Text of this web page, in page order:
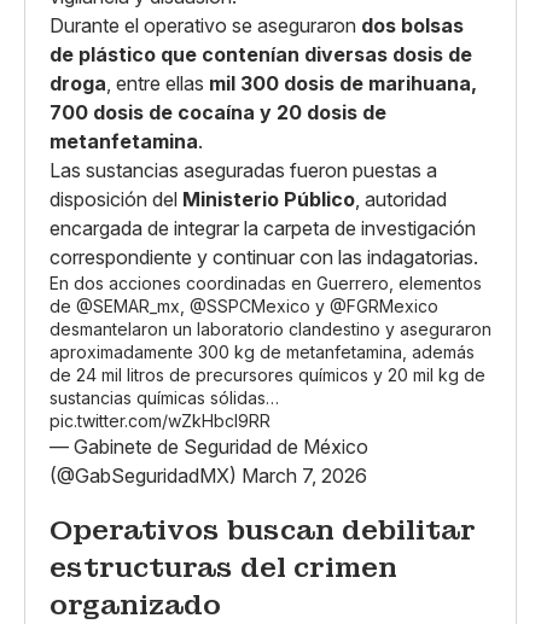
Durante el operativo se aseguraron dos bolsas
de plástico que contenían diversas dosis de
droga , entre ellas mil 300 dosis de marihuana,
700 dosis de cocaína y 20 dosis de
metanfetamina.
Las sustancias aseguradas fueron puestas a
disposición del Ministerio Público , autoridad
encargada de integrar la carpeta de investigación
correspondiente y continuar con las indagatorias.
En dos acciones coordinadas en Guerrero, elementos
de @SEMAR_mx @SSPCMexico y @FGRMexico
desmantelaron un laboratorio clandestino y aseguraron
aproximadamente 300 kg de metanfetamina, además
de 24 mil litros de precursores químicos y 20 mil kg de
sustancias químicas sólidas…
pic.twitter.com/wZkHbcI9RR
— Gabinete de Seguridad de México
(@GabSeguridadMX) March 7, 2026
Operativos buscan debilitar
estructuras del crimen
organizado